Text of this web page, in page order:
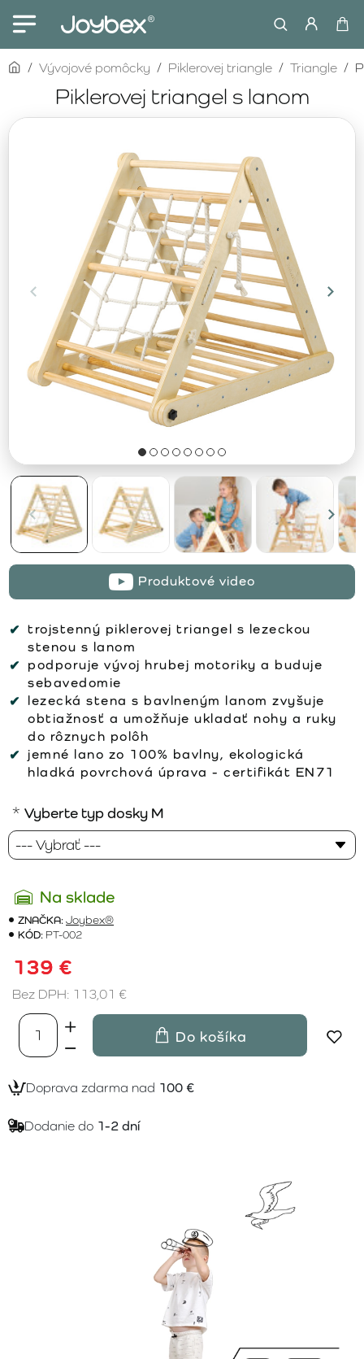
Piklerovej triangel s lanom
homeVývojové pomôcky Piklerovej triangle Triangle
Produktové video
trojstenný piklerovej triangel s lezeckou
stenou s lanom
podporuje vývoj hrubej motoriky a buduje
sebavedomie
lezecká stena s bavlneným lanom zvyšuje
obtiažnosť a umožňuje ukladať nohy a ruky
do rôznych polôh
jemné lano zo 100% bavlny, ekologická
hladká povrchová úprava - certifikát EN71
Na sklade
ZNAČKA:Joybex®
KÓD: PT-002
139 €
Bez DPH: 113,01 €
Vyberte typ dosky M
Do košíka
Doprava zdarma nad 100 €
Dodanie do 1-2 dní